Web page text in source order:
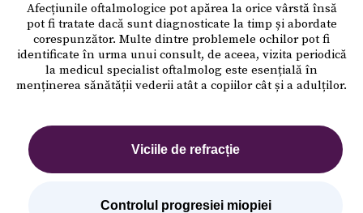
Afecțiunile oftalmologice pot apărea la orice vârstă însă
pot fi tratate dacă sunt diagnosticate la timp și abordate
corespunzător. Multe dintre problemele ochilor pot fi
identificate în urma unui consult, de aceea, vizita periodică
la medicul specialist oftalmolog este esențială în
menținerea sănătății vederii atât a copiilor cât și a adulților.
Viciile de refracție
Controlul progresiei miopiei